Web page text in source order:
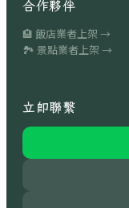
合作夥伴
🏨 飯店業者上架 →
🏞 景點業者上架 →
立即聯繫